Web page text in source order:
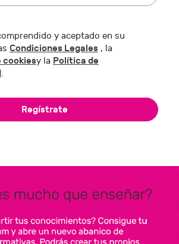
y aceptado en su
Condiciones Legales , la
cookiesy la Política de
.